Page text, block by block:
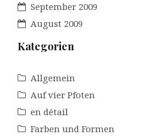
September 2009
August 2009
Kategorien
Allgemein
Auf vier Pfoten
en détail
Farben und Formen